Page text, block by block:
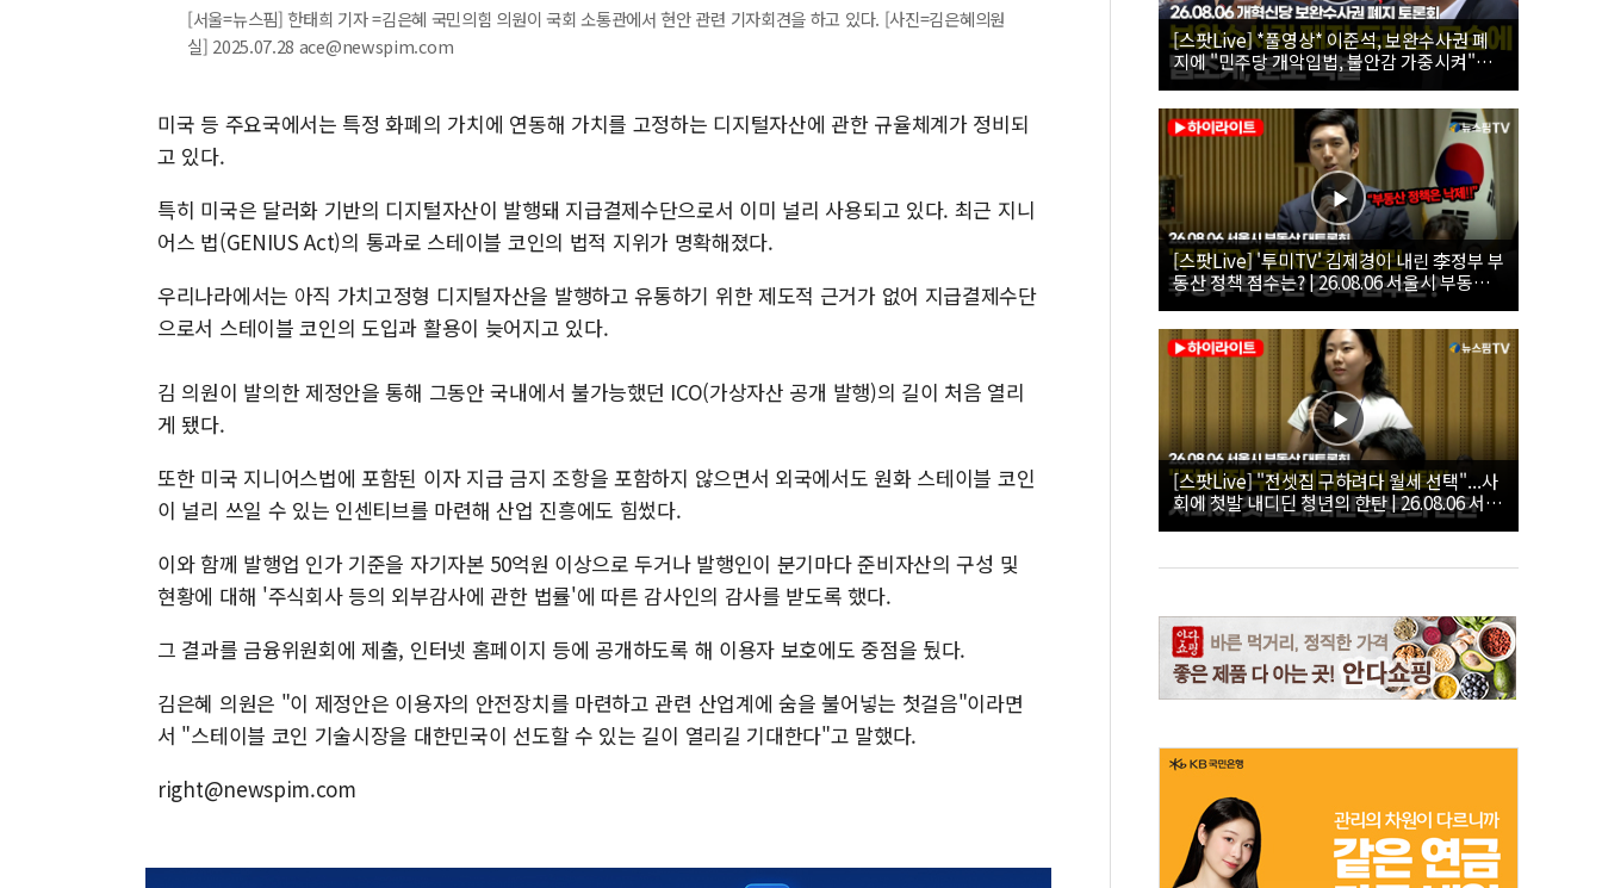
[서울=뉴스핌] 한태희 기자 =김은혜 국민의힘 의원이 국회 소통관에서 현안 관련 기자회견을 하고 있다. [사진=김은혜의원
실] 2025.07.28 ace@newspim.com
미국 등 주요국에서는 특정 화폐의 가치에 연동해 가치를 고정하는 디지털자산에 관한 규율체계가 정비되
고 있다.
특히 미국은 달러화 기반의 디지털자산이 발행돼 지급결제수단으로서 이미 널리 사용되고 있다. 최근 지니
어스 법(GENIUS Act)의 통과로 스테이블 코인의 법적 지위가 명확해졌다.
우리나라에서는 아직 가치고정형 디지털자산을 발행하고 유통하기 위한 제도적 근거가 없어 지급결제수단
으로서 스테이블 코인의 도입과 활용이 늦어지고 있다.
김 의원이 발의한 제정안을 통해 그동안 국내에서 불가능했던 ICO(가상자산 공개 발행)의 길이 처음 열리
게 됐다.
또한 미국 지니어스법에 포함된 이자 지급 금지 조항을 포함하지 않으면서 외국에서도 원화 스테이블 코인
이 널리 쓰일 수 있는 인센티브를 마련해 산업 진흥에도 힘썼다.
이와 함께 발행업 인가 기준을 자기자본 50억원 이상으로 두거나 발행인이 분기마다 준비자산의 구성 및
현황에 대해 '주식회사 등의 외부감사에 관한 법률'에 따른 감사인의 감사를 받도록 했다.
그 결과를 금융위원회에 제출, 인터넷 홈페이지 등에 공개하도록 해 이용자 보호에도 중점을 뒀다.
김은혜 의원은 "이 제정안은 이용자의 안전장치를 마련하고 관련 산업계에 숨을 불어넣는 첫걸음"이라면
서 "스테이블 코인 기술시장을 대한민국이 선도할 수 있는 길이 열리길 기대한다"고 말했다.
right@newspim.com
[스팟Live] *풀영상* 이준석, 보완수사권 폐
지에 "민주당 개악입법, 불안감 가중시켜"｜
26.08.06 개혁신당 보완수사권 폐지 토론회
[스팟Live] '투미TV' 김제경이 내린 李정부 부
동산 정책 점수는? | 26.08.06 서울시 부동산
대토론회
[스팟Live] "전셋집 구하려다 월세 선택"...사
회에 첫발 내디딘 청년의 한탄 | 26.08.06 서울
시 부동산 대토론회